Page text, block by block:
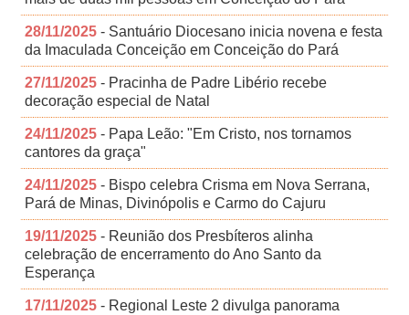
28/11/2025 - Santuário Diocesano inicia novena e festa
da Imaculada Conceição em Conceição do Pará
27/11/2025 - Pracinha de Padre Libério recebe
decoração especial de Natal
24/11/2025 - Papa Leão: "Em Cristo, nos tornamos
cantores da graça"
24/11/2025 - Bispo celebra Crisma em Nova Serrana,
Pará de Minas, Divinópolis e Carmo do Cajuru
19/11/2025 - Reunião dos Presbíteros alinha
celebração de encerramento do Ano Santo da
Esperança
17/11/2025 - Regional Leste 2 divulga panorama